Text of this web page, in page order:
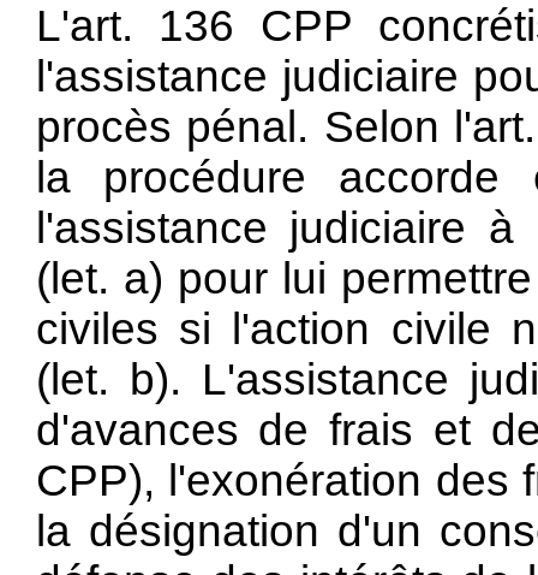
L'art. 136 CPP
l'assistance judiciaire
procès pénal. Selon l'
la procédure accorde
l'assistance judiciaire
(let. a) pour lui
civiles si l'action civile
(let. b). L'assistance
d'avances de frais et
CPP), l'exonération des
la désignation d'un